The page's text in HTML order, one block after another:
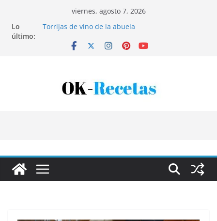
contenido
viernes, agosto 7, 2026
Lo
último:
Torrijas de vino de la abuela
Bandeja de pescaíto frito